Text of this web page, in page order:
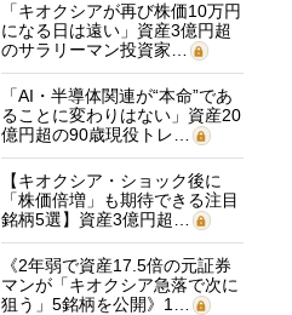
「キオクシアが再び株価10万円
になる日は遠い」資産3億円超
のサラリーマン投資家…
「AI・半導体関連が“本命”であ
ることに変わりはない」資産20
億円超の90歳現役トレ…
【キオクシア・ショック後に
「株価倍増」も期待できる注目
銘柄5選】資産3億円超…
《2年弱で資産17.5倍の元証券
マンが「キオクシア急落で次に
狙う」5銘柄を公開》1…